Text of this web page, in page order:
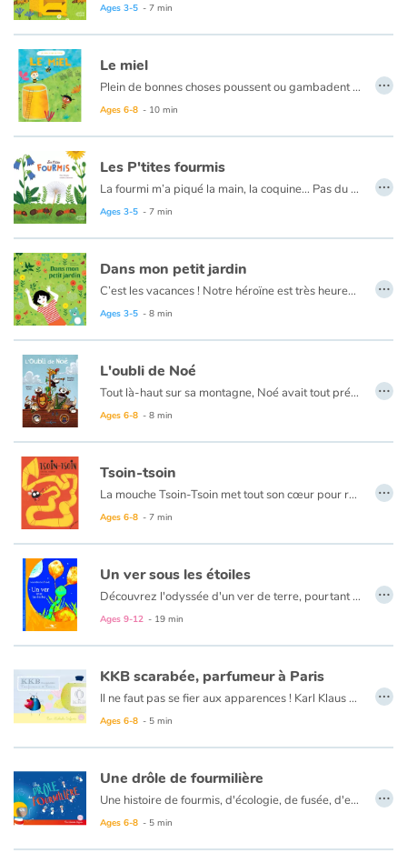
Ages 3-5 - 7 min
Le miel
Plein de bonnes choses poussent ou gambadent dans la nature pour finir dans nos assiettes. Elles viennent d’où ? Elles passent par où ? Comment se régaler des meilleurs produits ?
Ages 6-8 - 10 min
…
Les P'tites fourmis
La fourmi m’a piqué la main, la coquine… Pas du tout ! Les fourmis sont des insectes extraordinaires ! Dans la fourmilière, la vie ne s’arrête jamais : naissances, transformations, récoltes, nettoyages… Chaque fourmi joue un rôle et celui-ci pourra évoluer : les ouvrières-nourrices deviennent des bâtisseuses, des éleveuses de pucerons, des guerrières face aux prédateurs… La reine reproductrice fondera un nouveau nid ! Toute une organisation pour le bien de la colonie entière…Un album à destination des plus jeunes pour découvrir la vie fascinante de ces petites bêtes !
Ages 3-5 - 7 min
…
Dans mon petit jardin
C’est les vacances ! Notre héroïne est très heureuse de rejoindre ses grands-parents, surtout que papi lui a réservé une belle surprise : un carré de potager juste pour elle ! Elle s’en occupera toute seule ! D’abord, préparer le sol : pour cela, il faut bêcher, retourner, aérer… c’est sportif de jardiner ! Ensuite, semer et arroser… C’est rigolo de s’asperger les pieds ! Elle choisit ses plantes avec soin : des soucis et du persil pour éloigner les pucerons, du thym pour attirer les papillons et les abeilles. Mais qui voilà ? Des fourmis, des vers de terre, un lapin… Une plongée poétique et documentée dans l’univers du potager, lieu de complicité entre la Nature et les Hommes.
Ages 3-5 - 8 min
…
L'oubli de Noé
Tout là-haut sur sa montagne, Noé avait tout prévu en cas de déluge. Il avait construit une arche gigantesque prête à accueillir sa famille et un couple de chacun des animaux de la Terre. Un jour, des trombes d’eau commencèrent à tomber et l’eau monta à un niveau inquiétant. C’était le moment, Noé décida d’embarquer. Mais un étrange sentiment l’envahit : il était persuadé d’avoir oublié quelque chose mais ne savait pas quoi. Noé décida alors de faire le tour de toutes les cales de son immense bateau pour tenter de trouver ce qu’il avait oublié…
Ages 6-8 - 8 min
…
Tsoin-tsoin
La mouche Tsoin-Tsoin met tout son cœur pour rendre fous Monsieur, Madame et leur chat qui n’aspiraient qu’à une nuit tranquille. La mouche bourdonne à qui mieux mieux dans la chambre puis à travers toute la maison persuadée d’offrir un spectacle grandiose pendant que les habitants essaient de s’en débarrasser coûte que coûte : verre et assiette, journal, tapette, puis jet de pantoufle, coussin, dentier… Tout est sens dessus dessous, y compris Monsieur, Madame et leur chat. Satisfaite, Tsoin-Tsoin s’en va régaler de son prochain show les passagers du métro.
Ages 6-8 - 7 min
…
Un ver sous les étoiles
Découvrez l'odyssée d'un ver de terre, pourtant semblable à tous ceux de la société des vers de terre. Le hasard de la vie le transformera en héros... à jamais inconnu.
Ages 9-12 - 19 min
…
KKB scarabée, parfumeur à Paris
Il ne faut pas se fier aux apparences ! Karl Klaus Bouzy, dit KKB, est un scarabée de la famille des bousiers, ceux qui fouillent et se nourrissent du crottin. Mais au caca, KKB préfère les fleurs, et a pour ambition de devenir parfumeur. Pour cela il doit quitter les siens, et partir tenter sa chance à Paris. On lui recommande l’adresse de Marcelle, une fourmi qui pourrait l’aider à s’installer. Mais arrivé chez elle, on le tient à distance, car un bousier sent forcément le fumier. Bouzy, malgré les préjugés, parviendra-t-il à convaincre et à réaliser son rêve : devenir parfumeur ?
Ages 6-8 - 5 min
…
Une drôle de fourmilière
Une histoire de fourmis, d'écologie, de fusée, d'espace et tout en poésie !
Ages 6-8 - 5 min
…